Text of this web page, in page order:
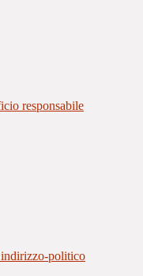
responsabile
politico